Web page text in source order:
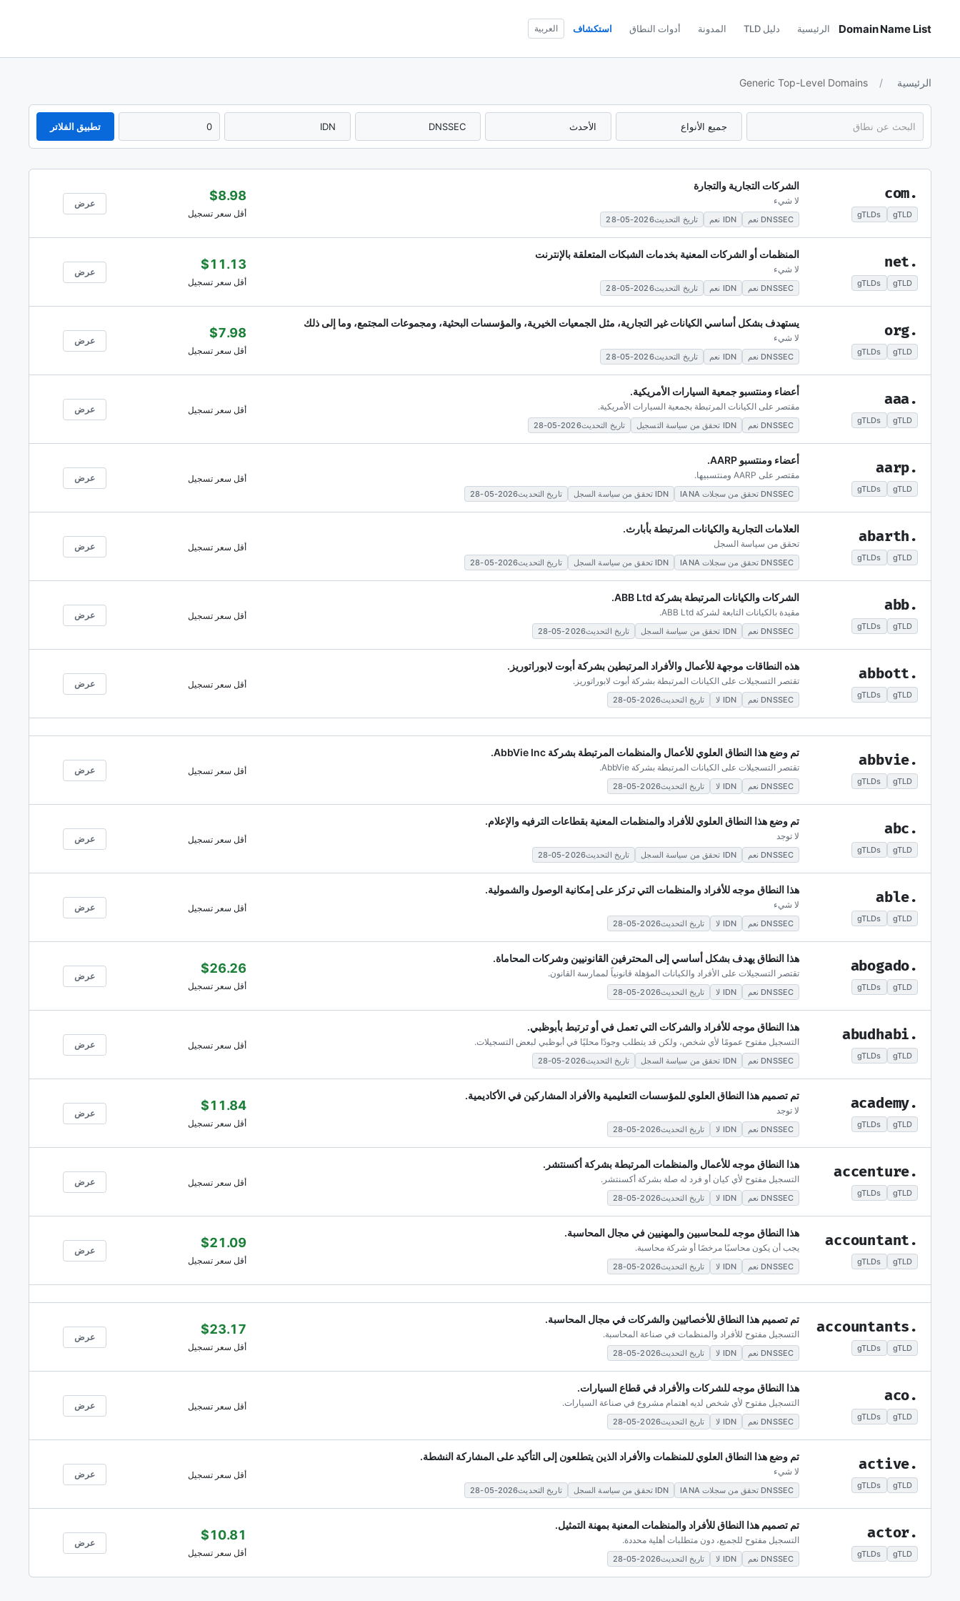
Domain Name List الرئيسية دليل TLD المدونة أدوات النطاق استكشاف العربية
الرئيسية Generic Top-Level Domains
تطبيق الفلاتر
.com
gTLD
gTLDs
الشركات التجارية والتجارة
لا شيء
DNSSEC نعم IDN نعم تاريخ التحديث2026-05-28
$8.98
أقل سعر تسجيل
عرض
.net
gTLD
gTLDs
المنظمات أو الشركات المعنية بخدمات الشبكات المتعلقة بالإنترنت
لا شيء
DNSSEC نعم IDN نعم تاريخ التحديث2026-05-28
$11.13
أقل سعر تسجيل
عرض
.org
gTLD
gTLDs
يستهدف بشكل أساسي الكيانات غير التجارية، مثل الجمعيات الخيرية، والمؤسسات البحثية، ومجموعات المجتمع، وما إلى ذلك
لا شيء
DNSSEC نعم IDN نعم تاريخ التحديث2026-05-28
$7.98
أقل سعر تسجيل
عرض
.aaa
gTLD
gTLDs
أعضاء ومنتسبو جمعية السيارات الأمريكية.
مقتصر على الكيانات المرتبطة بجمعية السيارات الأمريكية.
DNSSEC نعم IDN تحقق من سياسة التسجيل تاريخ التحديث2026-05-28
أقل سعر تسجيل عرض
.aarp
gTLD
gTLDs
أعضاء ومنتسبو AARP.
مقتصر على AARP ومنتسبيها.
DNSSEC تحقق من سجلات IANA IDN تحقق من سياسة السجل تاريخ التحديث2026-05-28
أقل سعر تسجيل عرض
.abarth
gTLD
gTLDs
العلامات التجارية والكيانات المرتبطة بأبارث.
تحقق من سياسة السجل
DNSSEC تحقق من سجلات IANA IDN تحقق من سياسة السجل تاريخ التحديث2026-05-28
أقل سعر تسجيل عرض
.abb
gTLD
gTLDs
الشركات والكيانات المرتبطة بشركة ABB Ltd.
مقيدة بالكيانات التابعة لشركة ABB Ltd.
DNSSEC نعم IDN تحقق من سياسة السجل تاريخ التحديث2026-05-28
أقل سعر تسجيل عرض
.abbott
gTLD
gTLDs
هذه النطاقات موجهة للأعمال والأفراد المرتبطين بشركة أبوت لابوراتوريز.
تقتصر التسجيلات على الكيانات المرتبطة بشركة أبوت لابوراتوريز.
DNSSEC نعم IDN لا تاريخ التحديث2026-05-28
أقل سعر تسجيل عرض
.abbvie
gTLD
gTLDs
تم وضع هذا النطاق العلوي للأعمال والمنظمات المرتبطة بشركة AbbVie Inc.
تقتصر التسجيلات على الكيانات المرتبطة بشركة AbbVie.
DNSSEC نعم IDN لا تاريخ التحديث2026-05-28
أقل سعر تسجيل عرض
.abc
gTLD
gTLDs
تم وضع هذا النطاق العلوي للأفراد والمنظمات المعنية بقطاعات الترفيه والإعلام.
لا توجد
DNSSEC نعم IDN تحقق من سياسة السجل تاريخ التحديث2026-05-28
أقل سعر تسجيل عرض
.able
gTLD
gTLDs
هذا النطاق موجه للأفراد والمنظمات التي تركز على إمكانية الوصول والشمولية.
لا شيء
DNSSEC نعم IDN لا تاريخ التحديث2026-05-28
أقل سعر تسجيل عرض
.abogado
gTLD
gTLDs
هذا النطاق يهدف بشكل أساسي إلى المحترفين القانونيين وشركات المحاماة.
تقتصر التسجيلات على الأفراد والكيانات المؤهلة قانونياً لممارسة القانون.
DNSSEC نعم IDN لا تاريخ التحديث2026-05-28
$26.26
أقل سعر تسجيل
عرض
.abudhabi
gTLD
gTLDs
هذا النطاق موجه للأفراد والشركات التي تعمل في أو ترتبط بأبوظبي.
التسجيل مفتوح عمومًا لأي شخص، ولكن قد يتطلب وجودًا محليًا في أبوظبي لبعض التسجيلات.
DNSSEC نعم IDN تحقق من سياسة السجل تاريخ التحديث2026-05-28
أقل سعر تسجيل عرض
.academy
gTLD
gTLDs
تم تصميم هذا النطاق العلوي للمؤسسات التعليمية والأفراد المشاركين في الأكاديمية.
لا توجد
DNSSEC نعم IDN لا تاريخ التحديث2026-05-28
$11.84
أقل سعر تسجيل
عرض
.accenture
gTLD
gTLDs
هذا النطاق موجه للأعمال والمنظمات المرتبطة بشركة أكسنتشر.
التسجيل مفتوح لأي كيان أو فرد له صلة بشركة أكسنتشر.
DNSSEC نعم IDN لا تاريخ التحديث2026-05-28
أقل سعر تسجيل عرض
.accountant
gTLD
gTLDs
هذا النطاق موجه للمحاسبين والمهنيين في مجال المحاسبة.
يجب أن يكون محاسبًا مرخصًا أو شركة محاسبة.
DNSSEC نعم IDN لا تاريخ التحديث2026-05-28
$21.09
أقل سعر تسجيل
عرض
.accountants
gTLD
gTLDs
تم تصميم هذا النطاق للأخصائيين والشركات في مجال المحاسبة.
التسجيل مفتوح للأفراد والمنظمات في صناعة المحاسبة.
DNSSEC نعم IDN لا تاريخ التحديث2026-05-28
$23.17
أقل سعر تسجيل
عرض
.aco
gTLD
gTLDs
هذا النطاق موجه للشركات والأفراد في قطاع السيارات.
التسجيل مفتوح لأي شخص لديه اهتمام مشروع في صناعة السيارات.
DNSSEC نعم IDN لا تاريخ التحديث2026-05-28
أقل سعر تسجيل عرض
.active
gTLD
gTLDs
تم وضع هذا النطاق العلوي للمنظمات والأفراد الذين يتطلعون إلى التأكيد على المشاركة النشطة.
لا شيء
DNSSEC تحقق من سجلات IANA IDN تحقق من سياسة السجل تاريخ التحديث2026-05-28
أقل سعر تسجيل عرض
.actor
gTLD
gTLDs
تم تصميم هذا النطاق للأفراد والمنظمات المعنية بمهنة التمثيل.
التسجيل مفتوح للجميع، دون متطلبات أهلية محددة.
DNSSEC نعم IDN لا تاريخ التحديث2026-05-28
$10.81
أقل سعر تسجيل
عرض